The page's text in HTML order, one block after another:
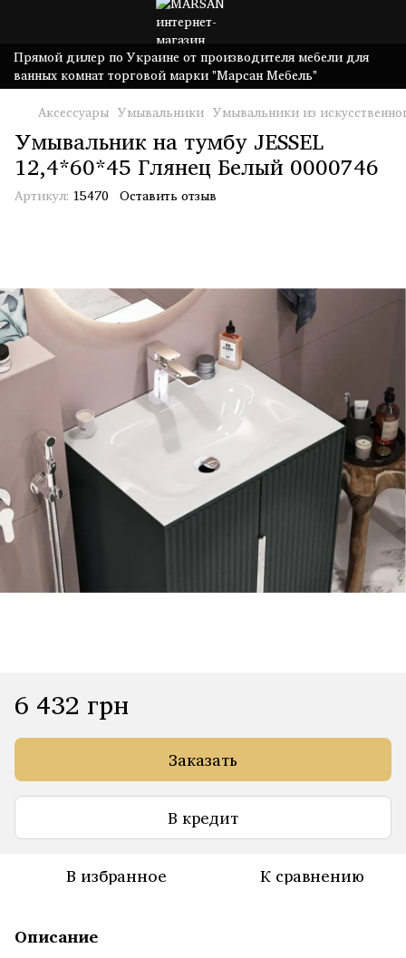
Прямой дилер по Украине от производителя мебели для
ванных комнат торговой марки "Марсан Мебель"
Аксессуары Умывальники Умывальники из
Умывальник на тумбу JESSEL
12,4*60*45 Глянец Белый 0000746
Артикул: 15470 Оставить отзыв
6 432 грн
Заказать
В кредит
В избранное К сравнению
Описание